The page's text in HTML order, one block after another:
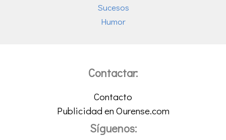
Sucesos
Humor
Contactar:
Contacto
Publicidad en Ourense.com
Síguenos: